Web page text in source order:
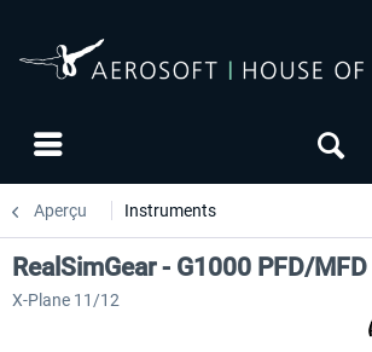
Aperçu Instruments
RealSimGear - G1000 PFD/MFD
X-Plane 11/12